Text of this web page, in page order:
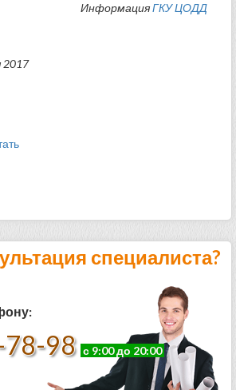
ИнформацияГКУ ЦОДД
2017
специалиста?
98 с 9:00 до 20:00